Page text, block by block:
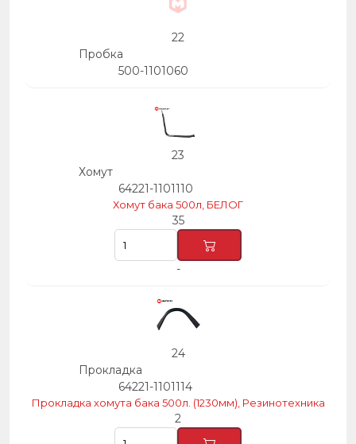
22
Пробка
500-1101060
23
Хомут
64221-1101110
Хомут бака 500л, БЕЛОГ
35
-
24
Прокладка
64221-1101114
Прокладка хомута бака 500л. (1230мм), Резинотехника
2